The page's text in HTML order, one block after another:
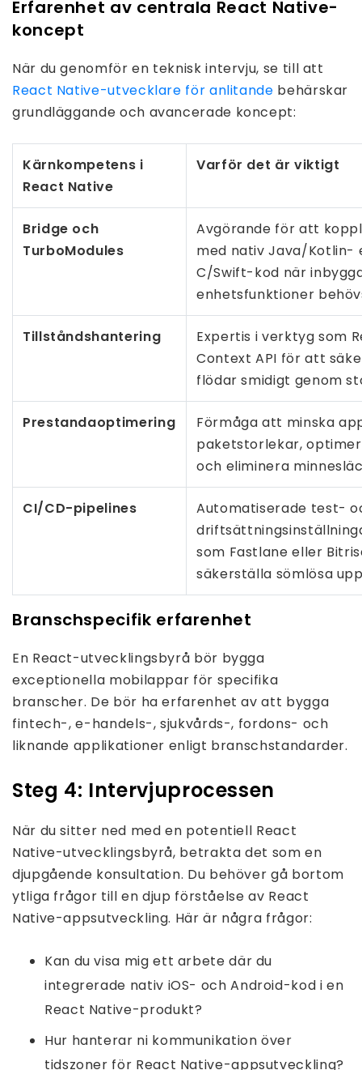
Erfarenhet av centrala React Native-
koncept
När du genomför en teknisk intervju, se till att
React Native-utvecklare för anlitande behärskar
grundläggande och avancerade koncept:
Kärnkompetens i
React Native
Varför det är viktigt
Bridge och
TurboModules
Avgörande för att
med nativ Java/Kotlin-
C/Swift-kod när
enhetsfunktioner
Tillståndshantering
Expertis i verktyg som
Context API för att
flödar smidigt genom
Prestandaoptimering
Förmåga att minska
paketstorlekar,
och eliminera
CI/CD-pipelines
Automatiserade test-
som Fastlane eller
säkerställa sömlösa
Branschspecifik erfarenhet
En React-utvecklingsbyrå bör bygga
exceptionella mobilappar för specifika
branscher. De bör ha erfarenhet av att bygga
fintech-, e-handels-, sjukvårds-, fordons- och
liknande applikationer enligt branschstandarder.
Steg 4: Intervjuprocessen
När du sitter ned med en potentiell React
Native-utvecklingsbyrå, betrakta det som en
djupgående konsultation. Du behöver gå bortom
ytliga frågor till en djup förståelse av React
Native-appsutveckling. Här är några frågor:
Kan du visa mig ett arbete där du
integrerade nativ iOS- och Android-kod i en
React Native-produkt?
Hur hanterar ni kommunikation över
tidszoner för React Native-appsutveckling?